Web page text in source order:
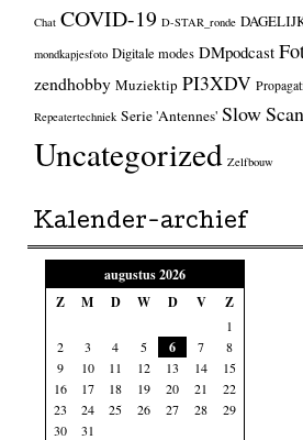
Chat COVID-19 D-STAR_ronde
mondkapjesfoto Digitale modes DMpodcast
zendhobby Muziektip PI3XDV
Repeatertechniek Serie 'Antennes' Slow
Uncategorized Zelfbouw
Kalender-archief
augustus 2026
Z
M D W D V Z
1
2
3 4 5 6 7
8
9
10 11 12 13 14
15
16
17 18 19 20 21
22
23
24 25 26 27 28
29
30
31